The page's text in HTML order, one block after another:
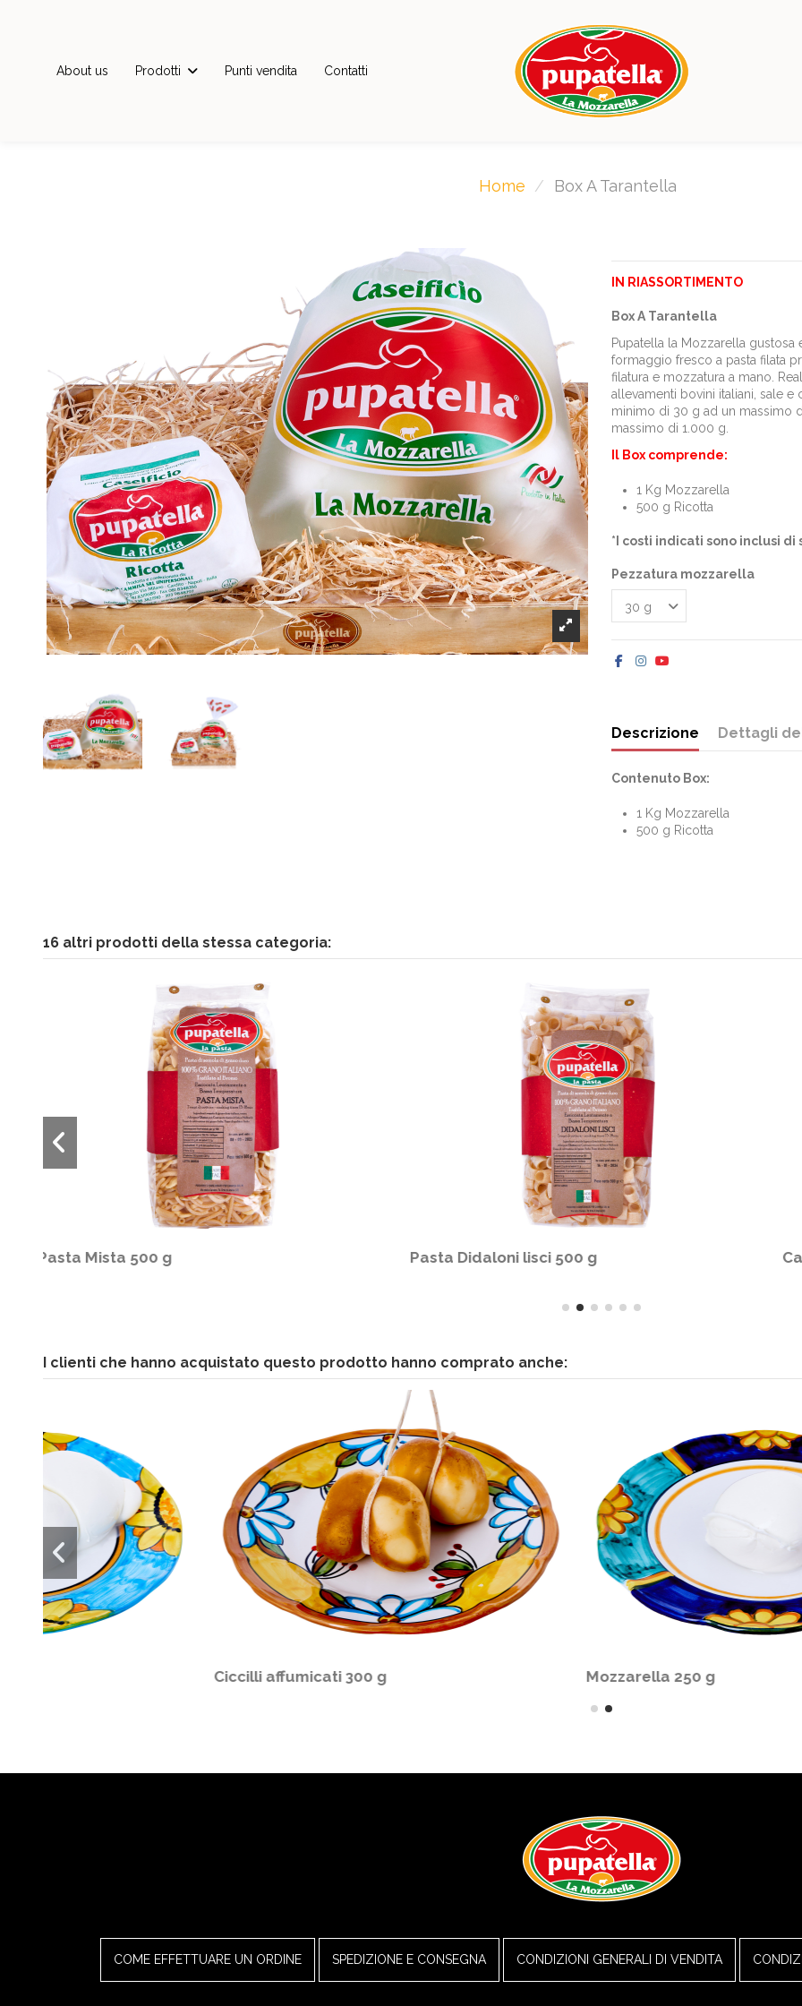
About us Prodotti Punti vendita Contatti
Home Box A Tarantella
IN RIASSORTIMENTO
Box A Tarantella
Pupatella la Mozzarella
formaggio fresco a pasta filata
filatura e mozzatura a mano.
allevamenti bovini italiani, sale
minimo di 30 g ad un massimo
massimo di 1.000 g.
Il Box comprende:
1 Kg Mozzarella
500 g Ricotta
*I costi indicati sono inclusi
Pezzatura mozzarella
Descrizione Dettagli
Contenuto Box:
1 Kg Mozzarella
500 g Ricotta
16 altri prodotti della stessa categoria:
Caciocavallo 500 g Ciccilli 300 g
I clienti che hanno acquistato questo prodotto hanno comprato anche:
COME EFFETTUARE UN ORDINE SPEDIZIONE E CONSEGNA CONDIZIONI GENERALI DI VENDITA